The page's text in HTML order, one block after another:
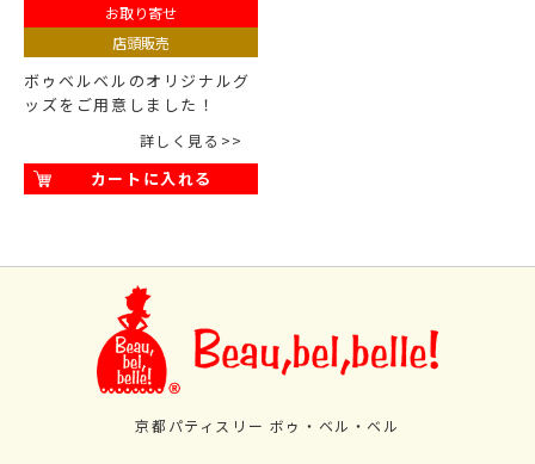
お取り寄せ
店頭販売
ボゥベルベルのオリジナルグ
ッズをご用意しました！
詳しく見る
カートに入れる
京都パティスリー ボゥ・ベル・ベル